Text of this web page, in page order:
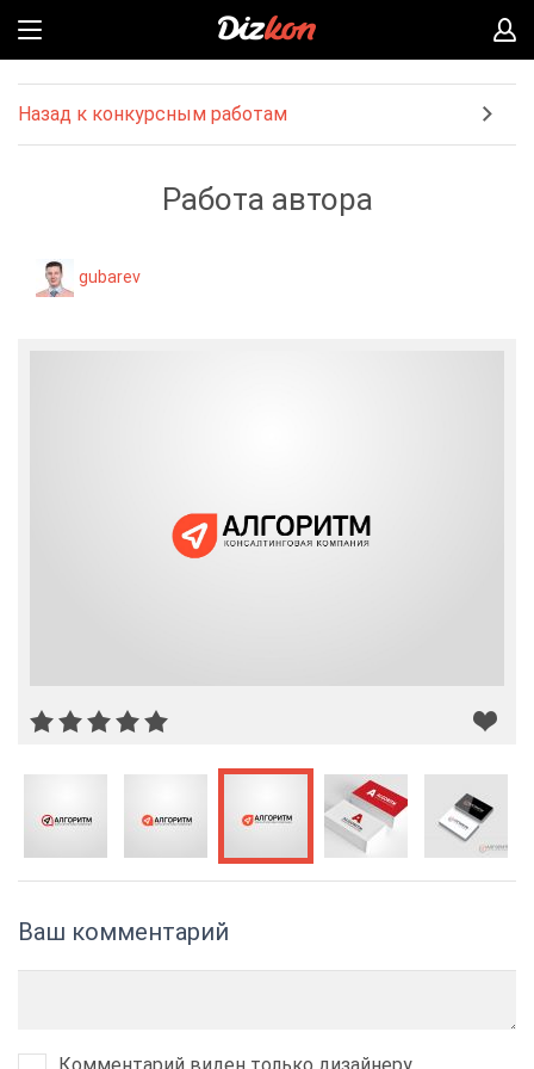
Назад к конкурсным работам
Работа автора
gubarev
Ваш комментарий